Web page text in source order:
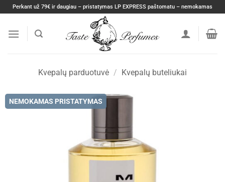
Skip
content
Perkant už 79€ ir daugiau – pristatymas LP EXPRESS paštomatu – nemokamas
Kvepalų parduotuvė / Kvepalų buteliukai
NEMOKAMAS PRISTATYMAS